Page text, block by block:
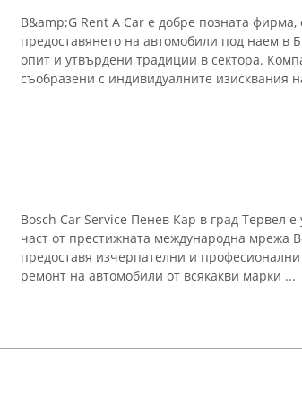
B&amp;G Rent A Car е добре позната
предоставянето на автомобили под наем в
опит и утвърдени традиции в сектора.
съобразени с индивидуалните изисквания
Bosch Car Service Пенев Кар в град Тервел е
част от престижната международна мрежа
предоставя изчерпателни и
ремонт на автомобили от всякакви марки ...